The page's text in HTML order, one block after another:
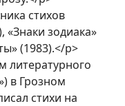
стихов
«Знаки зодиака»
(1983).</p>
литературного
в Грозном
стихи на